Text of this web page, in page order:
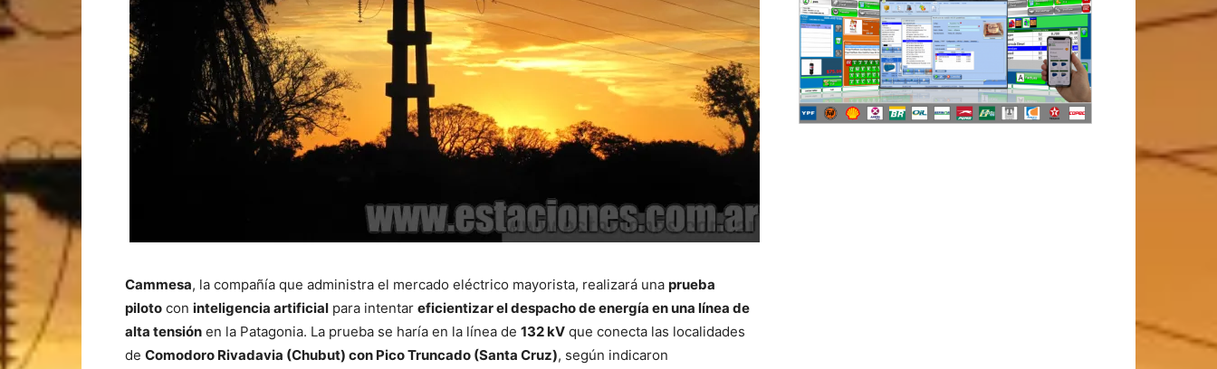
Cammesa, la compañía que administra el mercado eléctrico mayorista, realizará una prueba
piloto con inteligencia artificial para intentar eficientizar el despacho de energía en una línea de
alta tensión en la Patagonia. La prueba se haría en la línea de 132 kV que conecta las localidades
de Comodoro Rivadavia (Chubut) con Pico Truncado (Santa Cruz), según indicaron